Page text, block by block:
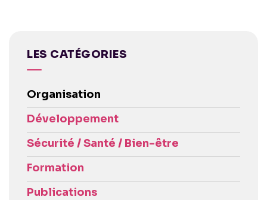
LES CATÉGORIES
Organisation
Développement
Sécurité / Santé / Bien-être
Formation
Publications